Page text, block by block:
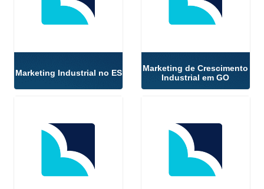
Marketing Industrial no ES
Marketing de Crescimento
Industrial em GO